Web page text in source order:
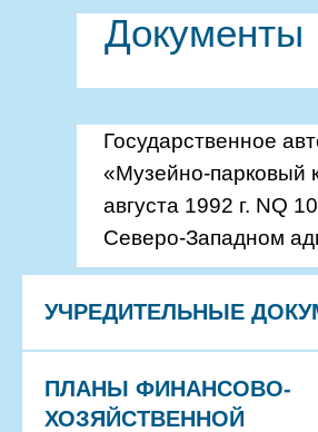
Документы
Государственное
«Музейно-парковый
августа 1992 г. NQ
Северо-Западном
УЧРЕДИТЕЛЬНЫЕ
ПЛАНЫ ФИНАНСОВО-
ХОЗЯЙСТВЕННОЙ